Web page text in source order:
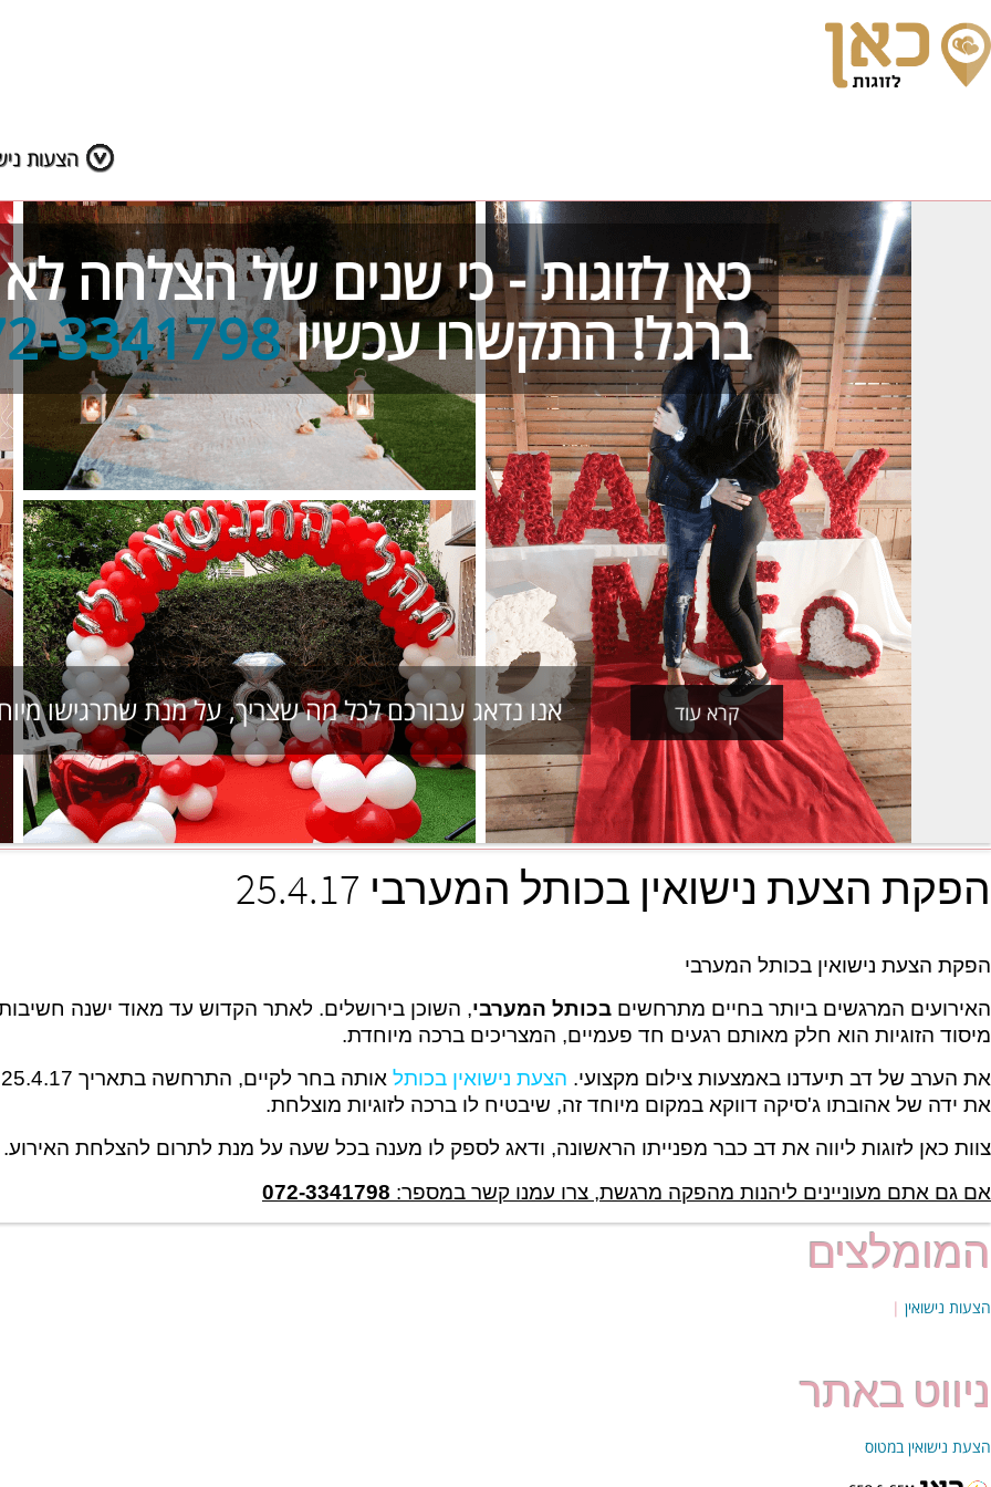
הצעות
כאן לזוגות - כי שנים של הצלחה
ברגל! התקשרו עכשיו3341798
אנו נדאג עבורכם לכל מה שצריך, על מנת שתרגישו קרא עוד
הפקת הצעת נישואין בכותל המערבי 25.4.17
הפקת הצעת נישואין בכותל המערבי
האירועים המרגשים ביותר בחיים מתרחשים בכותל המערבי, השוכן בירושלים. לאתר הקדוש עד מאוד ישנה
מיסוד הזוגיות הוא חלק מאותם רגעים חד פעמיים, המצריכים ברכה מיוחדת.
את הערב של דב תיעדנו באמצעות צילום מקצועי. הצעת נישואין בכותל
את ידה של אהובתו ג'סיקה דווקא במקום מיוחד זה, שיבטיח לו ברכה לזוגיות מוצלחת.
צוות כאן לזוגות ליווה את דב כבר מפנייתו הראשונה, ודאג לספק לו מענה בכל שעה על מנת לתרום להצלחת האירוע.
אם גם אתם מעוניינים ליהנות מהפקה מרגשת, צרו עמנו קשר במספר: 072-3341798
המומלצים
הצעות נישואין |
ניווט באתר
הצעת נישואין במטוס